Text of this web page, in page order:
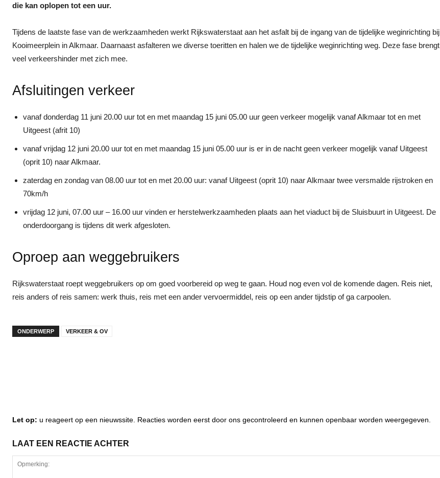
die kan oplopen tot een uur.
Tijdens de laatste fase van de werkzaamheden werkt Rijkswaterstaat aan het asfalt bij de ingang van de tijdelijke weginrichting bij
Kooimeerplein in Alkmaar. Daarnaast asfalteren we diverse toeritten en halen we de tijdelijke weginrichting weg. Deze fase brengt
veel verkeershinder met zich mee.
Afsluitingen verkeer
vanaf donderdag 11 juni 20.00 uur tot en met maandag 15 juni 05.00 uur geen verkeer mogelijk vanaf Alkmaar tot en met
Uitgeest (afrit 10)
vanaf vrijdag 12 juni 20.00 uur tot en met maandag 15 juni 05.00 uur is er in de nacht geen verkeer mogelijk vanaf Uitgeest
(oprit 10) naar Alkmaar.
zaterdag en zondag van 08.00 uur tot en met 20.00 uur: vanaf Uitgeest (oprit 10) naar Alkmaar twee versmalde rijstroken en
70km/h
vrijdag 12 juni, 07.00 uur – 16.00 uur vinden er herstelwerkzaamheden plaats aan het viaduct bij de Sluisbuurt in Uitgeest. De
onderdoorgang is tijdens dit werk afgesloten.
Oproep aan weggebruikers
Rijkswaterstaat roept weggebruikers op om goed voorbereid op weg te gaan. Houd nog even vol de komende dagen. Reis niet,
reis anders of reis samen: werk thuis, reis met een ander vervoermiddel, reis op een ander tijdstip of ga carpoolen.
ONDERWERP VERKEER & OV
Let op: u reageert op een nieuwssite. Reacties worden eerst door ons gecontroleerd en kunnen openbaar worden weergegeven.
LAAT EEN REACTIE ACHTER